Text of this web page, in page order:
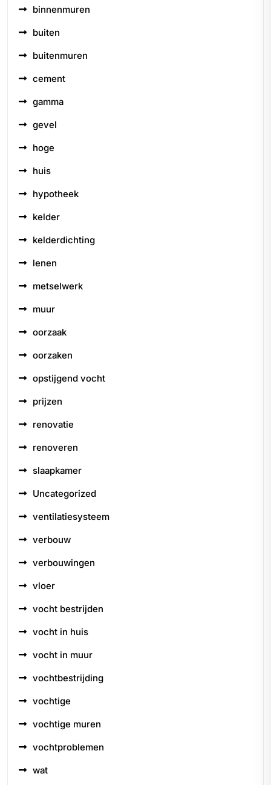
binnenmuren
buiten
buitenmuren
cement
gamma
gevel
hoge
huis
hypotheek
kelder
kelderdichting
lenen
metselwerk
muur
oorzaak
oorzaken
opstijgend vocht
prijzen
renovatie
renoveren
slaapkamer
Uncategorized
ventilatiesysteem
verbouw
verbouwingen
vloer
vocht bestrijden
vocht in huis
vocht in muur
vochtbestrijding
vochtige
vochtige muren
vochtproblemen
wat